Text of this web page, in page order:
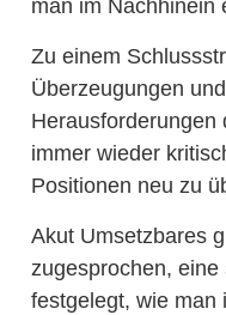
man im Nachhinein
Zu einem
Überzeugungen
Herausforderungen
immer wieder
Positionen neu zu
Akut Umsetzbares
zugesprochen, eine
festgelegt, wie man